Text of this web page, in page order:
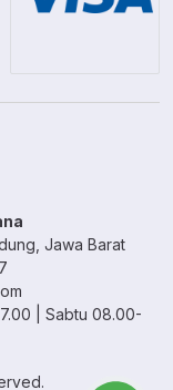
Jawa Barat
| Sabtu 08.00-